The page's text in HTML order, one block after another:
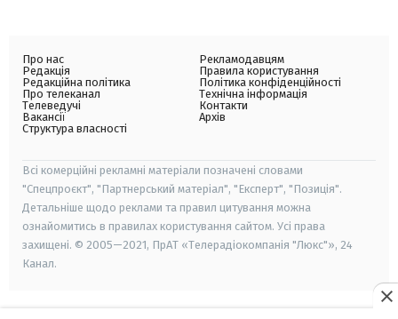
Про нас
Редакція
Редакційна політика
Про телеканал
Телеведучі
Вакансії
Структура власності
Рекламодавцям
Правила користування
Політика конфіденційності
Технічна інформація
Контакти
Архів
Всі комерційні рекламні матеріали позначені словами
"Спецпроєкт", "Партнерський матеріал", "Експерт", "Позиція".
Детальніше щодо реклами та правил цитування можна
ознайомитись в правилах користування сайтом. Усі права
захищені. © 2005—2021, ПрАТ «Телерадіокомпанія "Люкс"», 24
Канал.